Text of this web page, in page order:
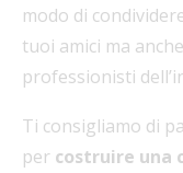
modo di
tuoi amici ma
professionisti
Ti consigliamo di
per costruire una